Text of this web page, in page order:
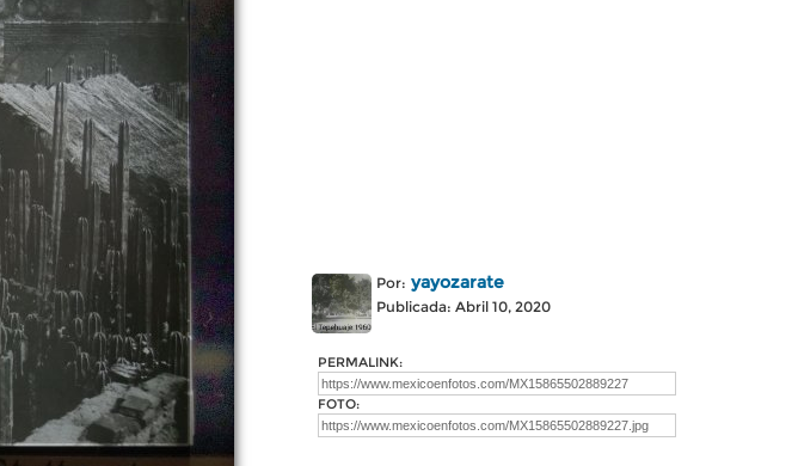
Por: yayozarate
Publicada: Abril 10, 2020
PERMALINK:
FOTO: